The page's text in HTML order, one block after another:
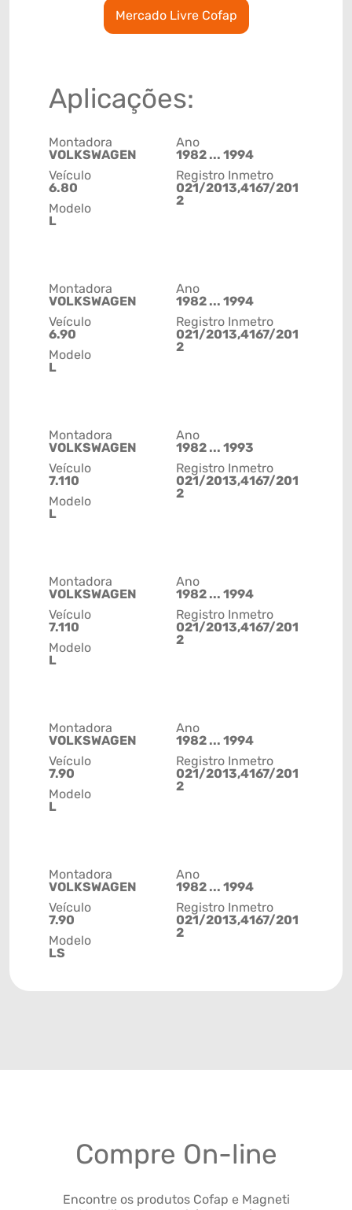
Mercado Livre Cofap
Aplicações:
Montadora
VOLKSWAGEN
Veículo
6.80
Modelo
L
Ano
1982 ... 1994
Registro Inmetro
021/2013,4167/201
2
Montadora
VOLKSWAGEN
Veículo
6.90
Modelo
L
Ano
1982 ... 1994
Registro Inmetro
021/2013,4167/201
2
Montadora
VOLKSWAGEN
Veículo
7.110
Modelo
L
Ano
1982 ... 1993
Registro Inmetro
021/2013,4167/201
2
Montadora
VOLKSWAGEN
Veículo
7.110
Modelo
L
Ano
1982 ... 1994
Registro Inmetro
021/2013,4167/201
2
Montadora
VOLKSWAGEN
Veículo
7.90
Modelo
L
Ano
1982 ... 1994
Registro Inmetro
021/2013,4167/201
2
Montadora
VOLKSWAGEN
Veículo
7.90
Modelo
LS
Ano
1982 ... 1994
Registro Inmetro
021/2013,4167/201
2
Compre On-line
Encontre os produtos Cofap e Magneti